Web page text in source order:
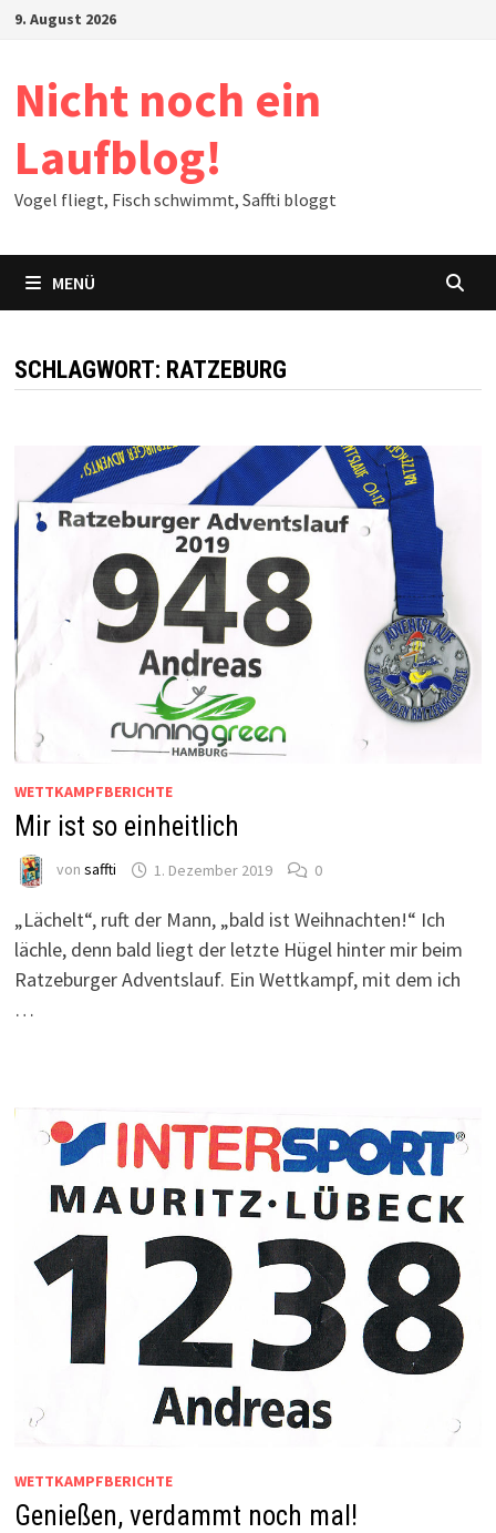
Zum9. August 2026
Nicht noch ein
Laufblog!
Vogel fliegt, Fisch schwimmt, Saffti bloggt
MENÜ
SCHLAGWORT: RATZEBURG
WETTKAMPFBERICHTE
Mir ist so einheitlich
von saffti 1. Dezember 2019 0
„Lächelt“, ruft der Mann, „bald ist Weihnachten!“ Ich
lächle, denn bald liegt der letzte Hügel hinter mir beim
Ratzeburger Adventslauf. Ein Wettkampf, mit dem ich
…
WETTKAMPFBERICHTE
Genießen, verdammt noch mal!